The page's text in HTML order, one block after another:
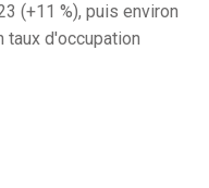
(+11 %), puis environ
taux d'occupation